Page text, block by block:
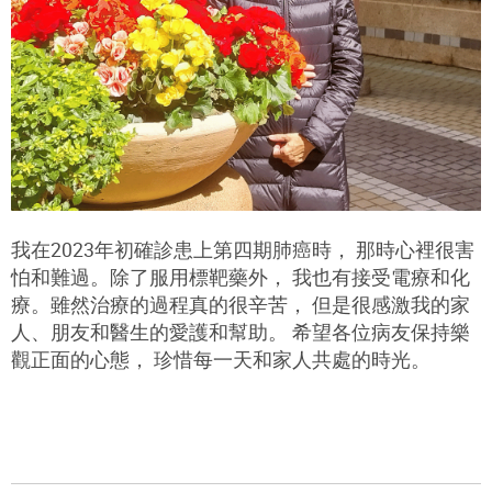
我在2023年初確診患上第四期肺癌時， 那時心裡很害
怕和難過。除了服用標靶藥外， 我也有接受電療和化
療。雖然治療的過程真的很辛苦， 但是很感激我的家
人、朋友和醫生的愛護和幫助。 希望各位病友保持樂
觀正面的心態， 珍惜每一天和家人共處的時光。